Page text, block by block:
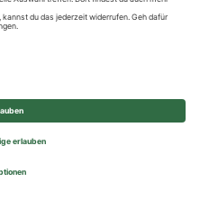
All rights reserved